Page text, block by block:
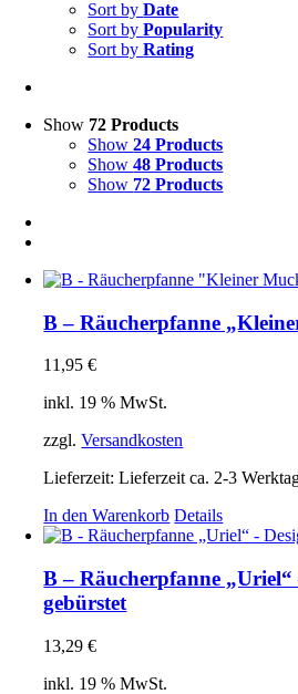
Sort byDate
Sort byPopularity
Sort byRating
Show 72 Products
Show24 Products
Show48 Products
Show 72 Products
B – Räucherpfanne
11,95€
inkl. 19 % MwSt.
zzgl.Versandkosten
Lieferzeit:Lieferzeit ca. 2-3
In den Warenkorb Details
B – Räucherpfanne
gebürstet
13,29€
inkl. 19 % MwSt.